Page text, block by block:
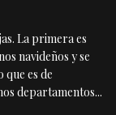
La primera es
navideños y se
es de
departamentos...